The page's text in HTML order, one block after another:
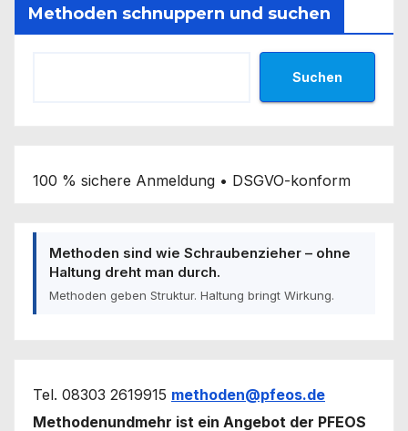
Methoden schnuppern und suchen
Suchen
100 % sichere Anmeldung • DSGVO-konform
Methoden sind wie Schraubenzieher – ohne
Haltung dreht man durch.
Methoden geben Struktur. Haltung bringt Wirkung.
Tel. 08303 2619915 methoden@pfeos.de
Methodenundmehr ist ein Angebot der PFEOS